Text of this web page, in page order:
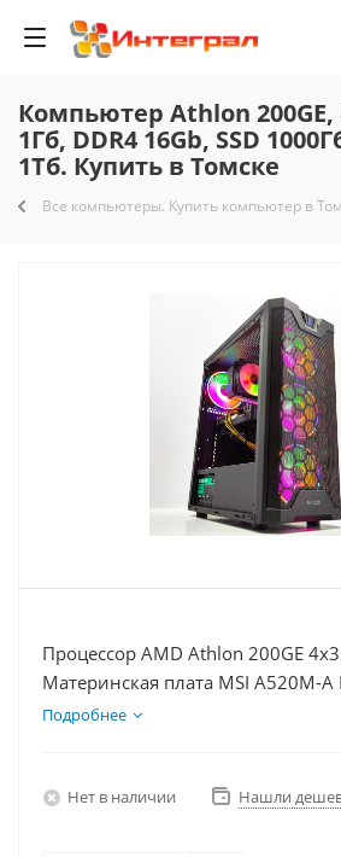
Компьютер Athlon
1Гб, DDR4 16Gb, SSD
1Тб. Купить в Томске
Все компьютеры. Купить компьютер в
Процессор AMD Athlon 200GE
Материнская плата MSI A520M-A
UltraHD 1Гб, Память DDR4 16Gb,
Подробнее
Нет в наличии Нашли